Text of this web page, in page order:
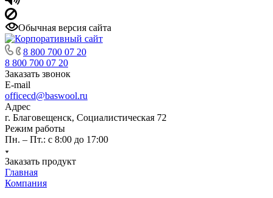
Обычная версия сайта
8 800 700 07 20
8 800 700 07 20
Заказать звонок
E-mail
officecd@baswool.ru
Адрес
г. Благовещенск, Социалистическая 72
Режим работы
Пн. – Пт.: с 8:00 до 17:00
Заказать продукт
Главная
Компания